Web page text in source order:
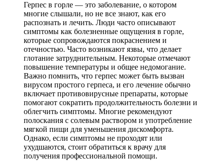
Герпес в горле — это заболевание, о котором
многие слышали, но не все знают, как его
распознать и лечить. Люди часто описывают
симптомы как болезненные ощущения в горле,
которые сопровождаются покраснением и
отечностью. Часто возникают язвы, что делает
глотание затруднительным. Некоторые отмечают
повышение температуры и общее недомогание.
Важно помнить, что герпес может быть вызван
вирусом простого герпеса, и его лечение обычно
включает противовирусные препараты, которые
помогают сократить продолжительность болезни и
облегчить симптомы. Многие рекомендуют
полоскания с солевым раствором и употребление
мягкой пищи для уменьшения дискомфорта.
Однако, если симптомы не проходят или
ухудшаются, стоит обратиться к врачу для
получения профессиональной помощи.